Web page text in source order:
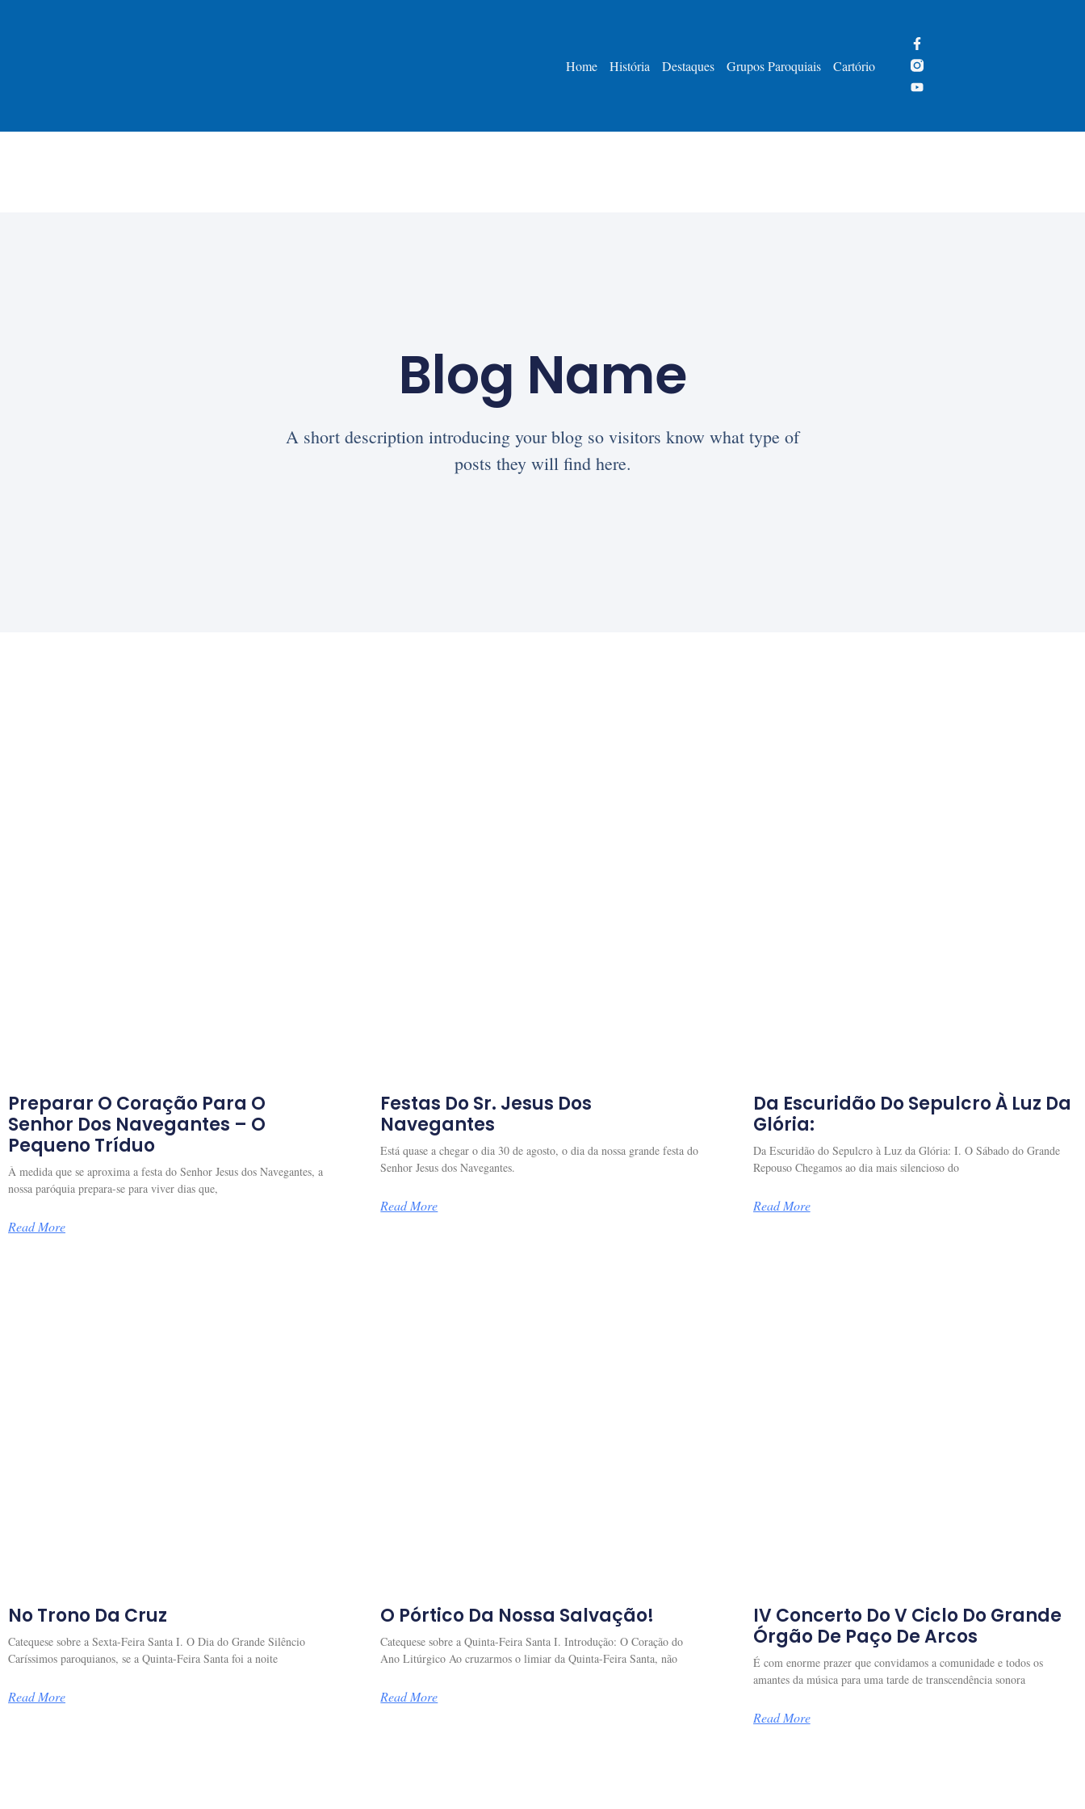
Home História Destaques Grupos Paroquiais Cartório
Blog Name
A short description introducing your blog so visitors know what type of
posts they will find here.
Preparar O Coração Para O
Senhor Dos Navegantes – O
Pequeno Tríduo
À medida que se aproxima a festa do Senhor Jesus dos Navegantes, a
nossa paróquia prepara-se para viver dias que,
Read More
Festas Do Sr. Jesus Dos
Navegantes
Está quase a chegar o dia 30 de agosto, o dia da nossa grande festa do
Senhor Jesus dos Navegantes.
Read More
Da Escuridão Do Sepulcro À Luz Da
Glória:
Da Escuridão do Sepulcro à Luz da Glória: I. O Sábado do Grande
Repouso Chegamos ao dia mais silencioso do
Read More
No Trono Da Cruz
Catequese sobre a Sexta-Feira Santa I. O Dia do Grande Silêncio
Caríssimos paroquianos, se a Quinta-Feira Santa foi a noite
Read More
O Pórtico Da Nossa Salvação!
Catequese sobre a Quinta-Feira Santa I. Introdução: O Coração do
Ano Litúrgico Ao cruzarmos o limiar da Quinta-Feira Santa, não
Read More
IV Concerto Do V Ciclo Do Grande
Órgão De Paço De Arcos
É com enorme prazer que convidamos a comunidade e todos os
amantes da música para uma tarde de transcendência sonora
Read More